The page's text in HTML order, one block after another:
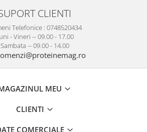
CLIENTI
Telefonice : 0748520434
- Vineri -- 09.00 - 17.00
Sambata -- 09.00 - 14.00
MEU
CLIENTI
COMERCIALE